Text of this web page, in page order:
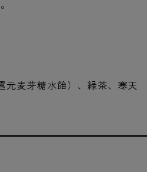
元麦芽糖水飴）、緑茶、寒天